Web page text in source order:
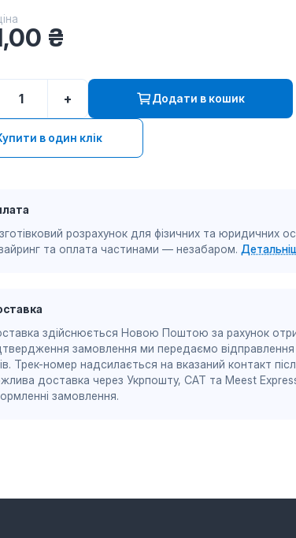
₴
+ Додати в кошик
в один клік
розрахунок для фізичних та юридичних
та оплата частинами — незабаром.
здійснюється Новою Поштою за рахунок
замовлення ми передаємо
Трек-номер надсилається на вказаний контакт
доставка через Укрпошту, САТ та Meest
замовлення.